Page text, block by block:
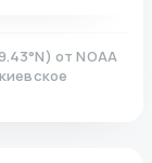
°N) от NOAA